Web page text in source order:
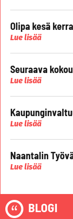
Olipa kesä
Lue lisää
Seuraava
Lue lisää
Lue lisää
Naantalin
Lue lisää
BLOGI